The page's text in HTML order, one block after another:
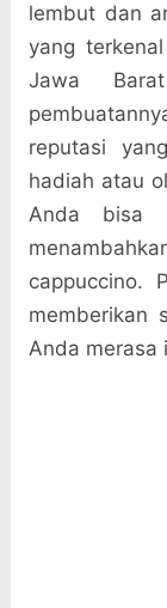
lembut dan
yang
Jawa
reputasi
hadiah atau
Anda bisa
cappuccino.
memberikan
Anda merasa